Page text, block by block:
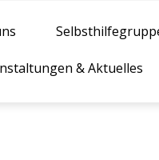
& Aktuelles